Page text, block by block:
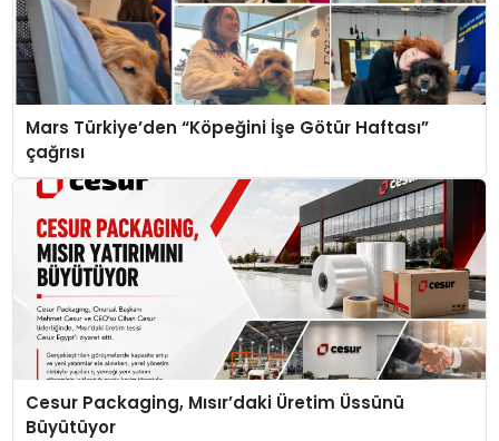
Mars Türkiye’den “Köpeğini İşe Götür Haftası”
çağrısı
Cesur Packaging, Mısır’daki Üretim Üssünü
Büyütüyor